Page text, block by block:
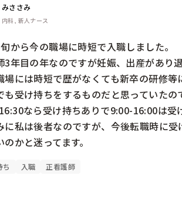
みささみ
内科, 新人ナース
から今の職場に時短で入職しました。
3年目の年なのですが妊娠、出産があり
場には時短で歴がなくても新卒の研修
も受け持ちをするものだと思っていたの
なら受け持ちありで9:00-16:00は受
に私は後者なのですが、今後転職時に
のかと迷ってます。
ち 入職 正看護師